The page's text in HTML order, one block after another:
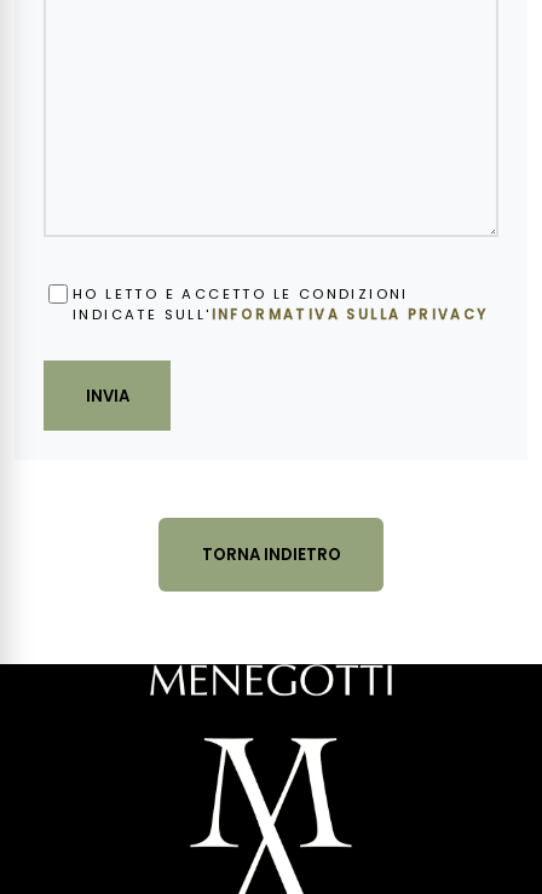
OBBLIGATORIO
HO LETTO E ACCETTO LE CONDIZIONI
INDICATE SULL'INFORMATIVA SULLA PRIVACY
INVIA
TORNA INDIETRO